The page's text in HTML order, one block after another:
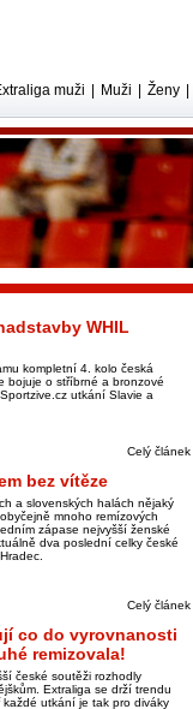
muži Muži Ženy
WHIL
kompletní 4. kolo česká
bojuje o stříbrné a bronzové
utkání Slavie a
Celý článek
bez vítěze
a slovenských halách nějaký
mnoho remízových
zápase nejvyšší ženské
dva poslední celky české
Celý článek
co do vyrovnanosti
remizovala!
české soutěži rozhodly
Extraliga se drží trendu
utkání je tak pro diváky